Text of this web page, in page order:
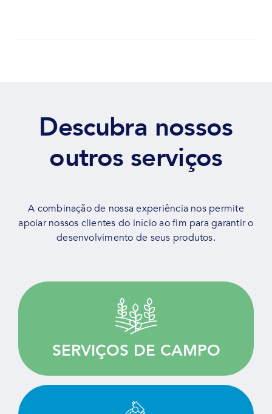
Descubra nossos
outros serviços
A combinação de nossa experiência nos permite
apoiar nossos clientes do início ao fim para garantir o
desenvolvimento de seus produtos.
SERVIÇOS DE CAMPO
Ampla capacidade de trabalho em campo,
guiados pela qualidade, sob medida para a
pesquisa agrícola.
Teste, avalie e selecione seus produtos por